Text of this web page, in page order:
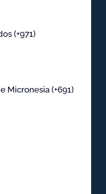
(+971)
Micronesia (+691)